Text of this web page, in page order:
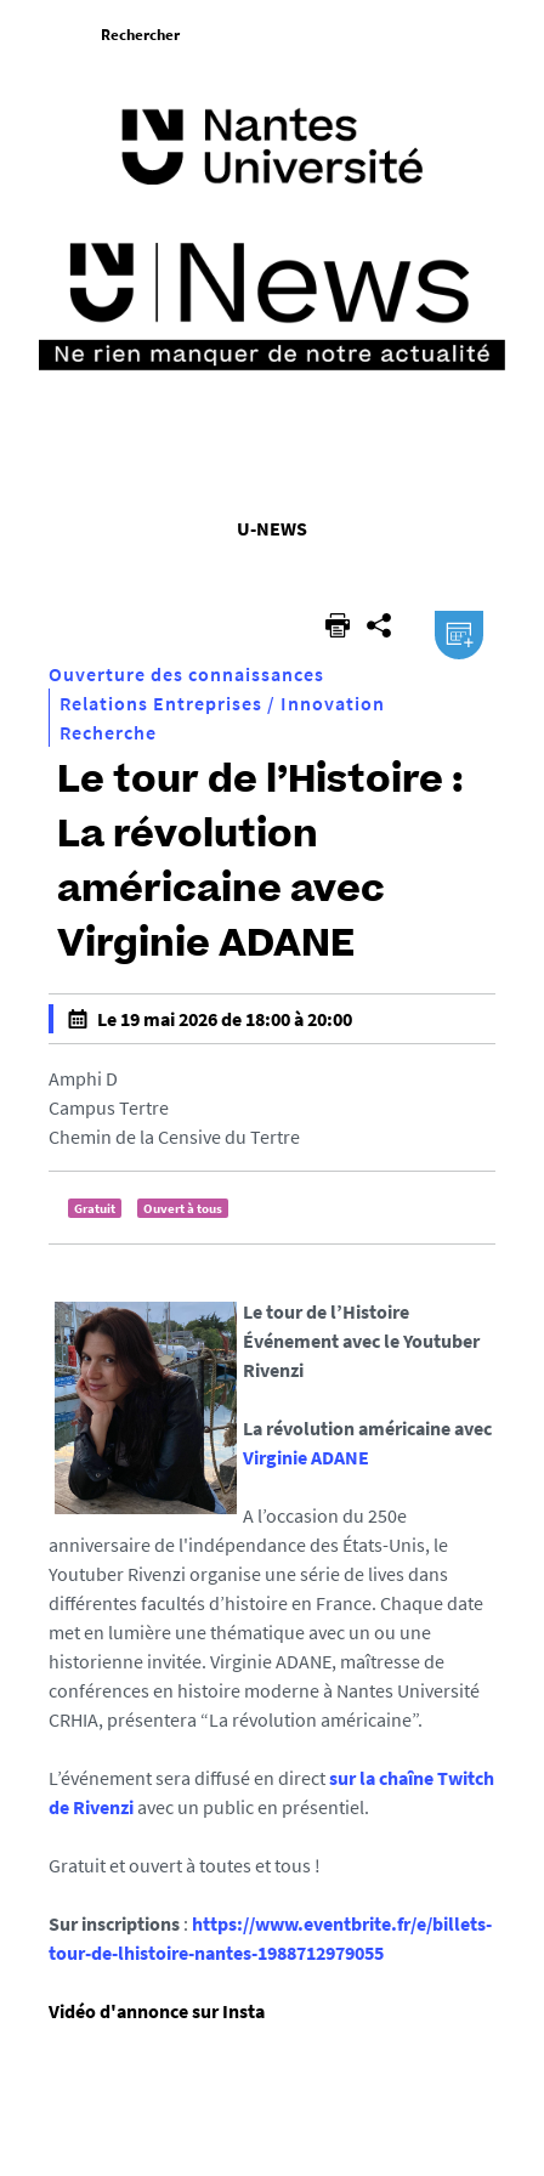
Vous
U-NEWS
Rechercher
.ical
Ouverture des connaissances
Relations Entreprises / Innovation
Recherche
Le tour de l’Histoire :
La révolution
américaine avec
Virginie ADANE
Le 19 mai 2026 de 18:00 à 20:00
f
a
l
s
f
a
l
e
Amphi D
Campus Tertre
Chemin de la Censive du Tertre
Gratuit Ouvert à tous
Le tour de l’Histoire
Événement avec le Youtuber
Rivenzi
La révolution américaine avec
Virginie ADANE
A l’occasion du 250e
anniversaire de l'indépendance des États-Unis, le
Youtuber Rivenzi organise une série de lives dans
différentes facultés d’histoire en France. Chaque date
met en lumière une thématique avec un ou une
historienne invitée. Virginie ADANE, maîtresse de
conférences en histoire moderne à Nantes Université
CRHIA, présentera “La révolution américaine”.
L’événement sera diffusé en directsur la chaîne Twitch
de Rivenzi avec un public en présentiel.
Gratuit et ouvert à toutes et tous !
Sur inscriptions : https://www.eventbrite.fr/e/billets-
tour-de-lhistoire-nantes-1988712979055
Vidéo d'annonce sur Insta